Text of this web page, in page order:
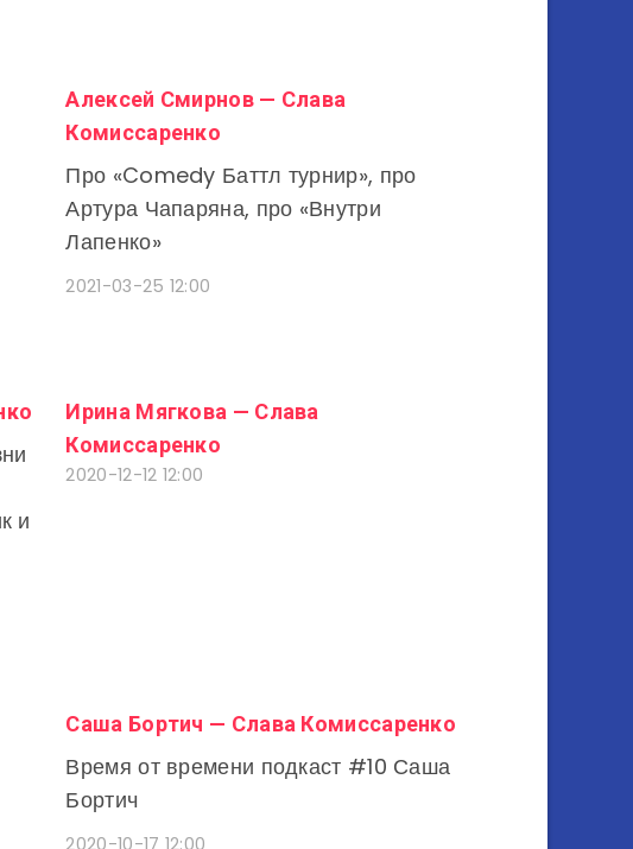
Саша Бортич — Слава Комиссаренко
Время от времени подкаст #10 Саша
Бортич
2020-10-17 12:00
Ирина Мягкова — Слава
Комиссаренко
2020-12-12 12:00
и
Алексей Смирнов — Слава
Комиссаренко
Про «Comedy Баттл турнир», про
Артура Чапаряна, про «Внутри
Лапенко»
2021-03-25 12:00